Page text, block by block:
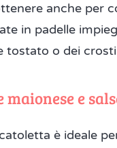
anche per
in padelle
tostato o dei
maionese e
è ideale